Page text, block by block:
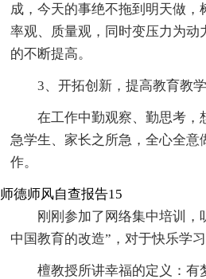
成，今天的事绝不拖到明天做，
率观、质量观，同时变压力为动
的不断提高。
3、开拓创新，提高教育教学
在工作中勤观察、勤思考，
急学生、家长之所急，全心全意
作。
师德师风自查报告15
刚刚参加了网络集中培训，
中国教育的改造”，对于快乐学
檀教授所讲幸福的定义：有